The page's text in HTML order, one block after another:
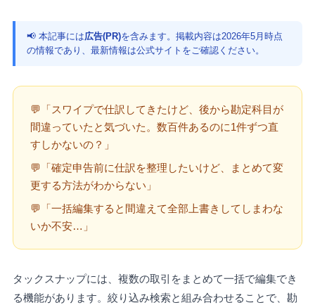
📢 本記事には広告(PR)を含みます。掲載内容は2026年5月時点
の情報であり、最新情報は公式サイトをご確認ください。
💬「スワイプで仕訳してきたけど、後から勘定科目が
間違っていたと気づいた。数百件あるのに1件ずつ直
すしかないの？」
💬「確定申告前に仕訳を整理したいけど、まとめて変
更する方法がわからない」
💬「一括編集すると間違えて全部上書きしてしまわな
いか不安…」
タックスナップには、複数の取引をまとめて一括で編集でき
る機能があります。絞り込み検索と組み合わせることで、勘